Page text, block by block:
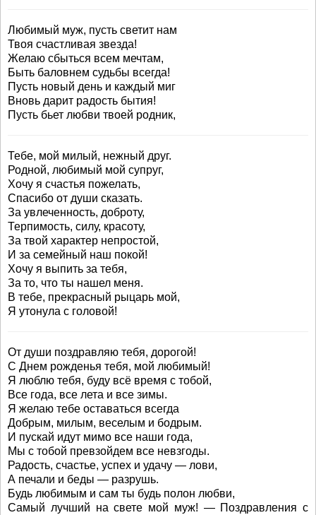
Любимый муж, пусть светит нам
Твоя счастливая звезда!
Желаю сбыться всем мечтам,
Быть баловнем судьбы всегда!
Пусть новый день и каждый миг
Вновь дарит радость бытия!
Пусть бьет любви твоей родник,
Тебе, мой милый, нежный друг.
Родной, любимый мой супруг,
Хочу я счастья пожелать,
Спасибо от души сказать.
За увлеченность, доброту,
Терпимость, силу, красоту,
За твой характер непростой,
И за семейный наш покой!
Хочу я выпить за тебя,
За то, что ты нашел меня.
В тебе, прекрасный рыцарь мой,
Я утонула с головой!
От души поздравляю тебя, дорогой!
С Днем рожденья тебя, мой любимый!
Я люблю тебя, буду всё время с тобой,
Все года, все лета и все зимы.
Я желаю тебе оставаться всегда
Добрым, милым, веселым и бодрым.
И пускай идут мимо все наши года,
Мы с тобой превзойдем все невзгоды.
Радость, счастье, успех и удачу — лови,
А печали и беды — разрушь.
Будь любимым и сам ты будь полон любви,
Самый лучший на свете мой муж! — Поздравления с